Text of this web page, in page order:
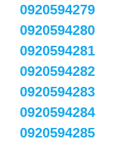
0920594279
0920594280
0920594281
0920594282
0920594283
0920594284
0920594285